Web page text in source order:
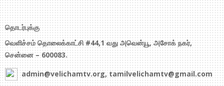
தொடர்புக்கு
வெளிச்சம் தொலைக்காட்சி #44,1 வது அவென்யூ, அசோக் நகர்,
சென்னை – 600083.
admin@velichamtv.org, tamilvelichamtv@gmail.com